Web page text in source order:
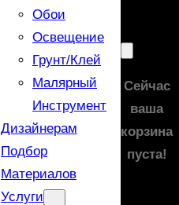
Обои
Освещение
Грунт/Клей
Малярный
Инструмент
Дизайнерам
Подбор
Материалов
Услуги
Сейчас
ваша
корзина
пуста!